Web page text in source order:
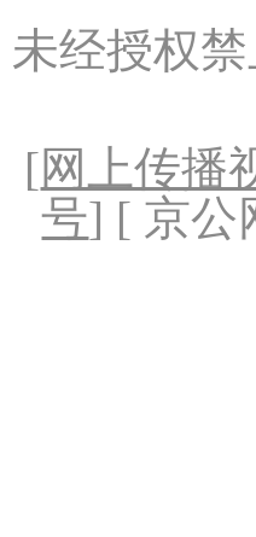
未经授权
[网上传播
号] [ 京公